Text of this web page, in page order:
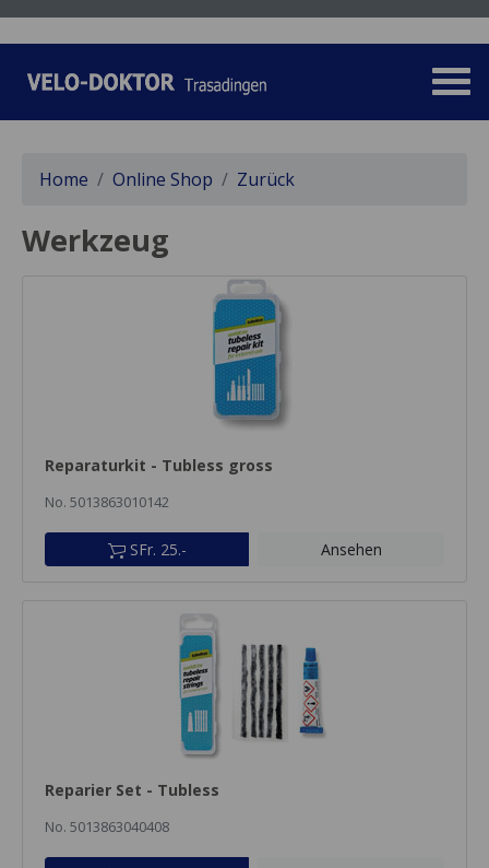
Home Online Shop Zurück
Werkzeug
Reparaturkit - Tubless gross
No. 5013863010142
SFr. 25.- Ansehen
Reparier Set - Tubless
No. 5013863040408